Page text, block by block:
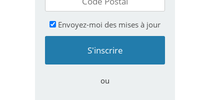
Envoyez-moi des mises à jour
ou